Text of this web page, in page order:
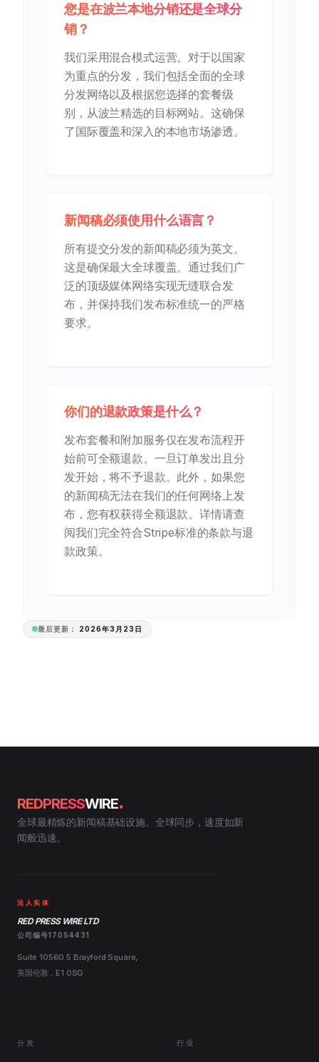
您是在波兰本地分销还是全球分
销？
我们采用混合模式运营。对于以国家
为重点的分发，我们包括全面的全球
分发网络以及根据您选择的套餐级
别，从波兰精选的目标网站。这确保
了国际覆盖和深入的本地市场渗透。
新闻稿必须使用什么语言？
所有提交分发的新闻稿必须为英文。
这是确保最大全球覆盖、通过我们广
泛的顶级媒体网络实现无缝联合发
布，并保持我们发布标准统一的严格
要求。
你们的退款政策是什么？
发布套餐和附加服务仅在发布流程开
始前可全额退款。一旦订单发出且分
发开始，将不予退款。此外，如果您
的新闻稿无法在我们的任何网络上发
布，您有权获得全额退款。详情请查
阅我们完全符合Stripe标准的条款与退
款政策。
最后更新： 2026年3月23日
REDPRESSWIRE.
全球最精炼的新闻稿基础设施。全球同步，速度如新
闻般迅速。
法人实体
RED PRESS WIRE LTD
公司编号17054431
Suite 10560 5 Brayford Square,
英国伦敦，E1 0SG
分发 行业